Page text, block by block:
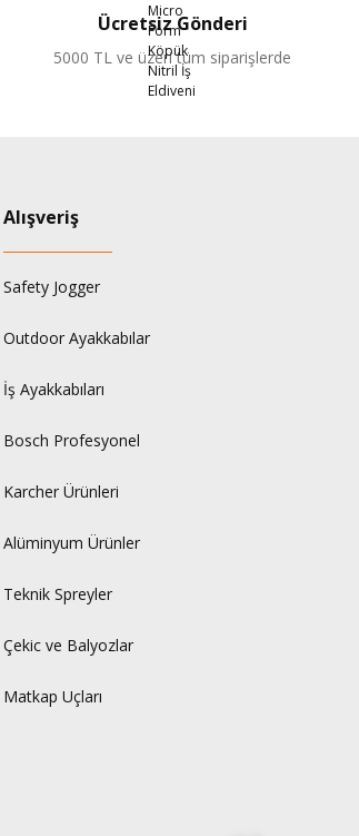
Ücretsiz Gönderi
5000 TL ve üzeri tüm siparişlerde
Alışveriş
Safety Jogger
Outdoor Ayakkabılar
İş Ayakkabıları
Bosch Profesyonel
Karcher Ürünleri
Alüminyum Ürünler
Teknik Spreyler
Çekic ve Balyozlar
Matkap Uçları